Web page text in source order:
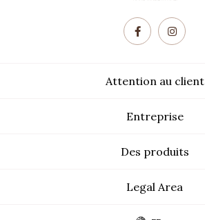
Attention au client
Legal Area
Entreprise
Des produits